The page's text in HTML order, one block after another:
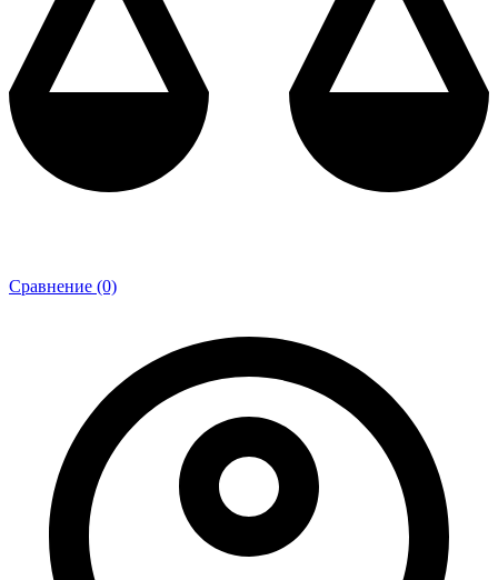
Сравнение (0)